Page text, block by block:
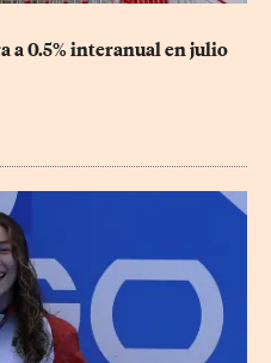
a 0.5% interanual en julio